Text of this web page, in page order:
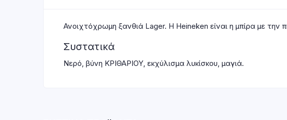
Ανοιχτόχρωμη ξανθιά Lager. Η Heineken είναι η μπίρα με
Συστατικά
Νερό, βύνη ΚΡΙΘΑΡΙΟΥ, εκχύλισμα λυκίσκου, μαγιά.